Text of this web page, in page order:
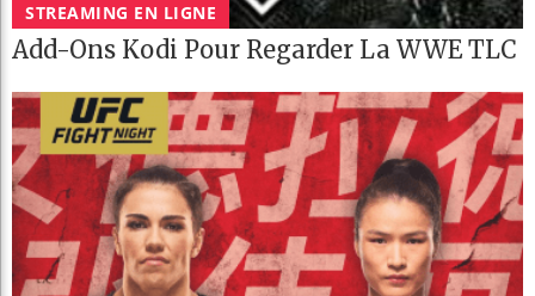
STREAMING EN LIGNE
Add-Ons Kodi Pour Regarder La WWE TLC